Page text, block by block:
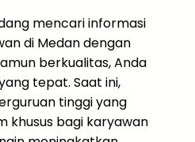
mencari informasi
di Medan dengan
berkualitas, Anda
tepat. Saat ini,
tinggi yang
khusus bagi karyawan